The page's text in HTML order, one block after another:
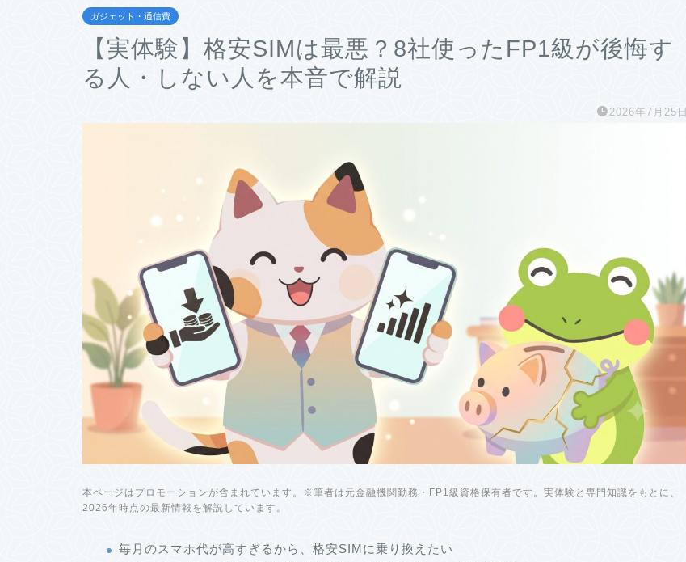
ガジェット・通信費
【実体験】格安SIMは最悪？8社使ったFP1級が後悔す
る人・しない人を本音で解説
2026年7月25日
本ページはプロモーションが含まれています。※筆者は元金融機関勤務・FP1級資格保有者です。実体験と専門知識をもとに、
2026年時点の最新情報を解説しています。
毎月のスマホ代が高すぎるから、格安SIMに乗り換えたい